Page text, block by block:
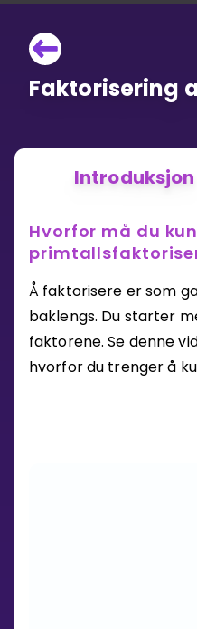
Faktorisering
Introduksjon
Hvorfor må du
Å faktorisere er som
baklengs. Du starter
faktorene. Se denne
hvorfor du trenger å